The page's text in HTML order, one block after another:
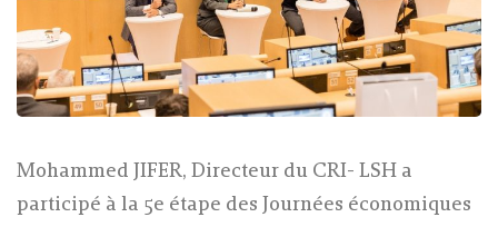
Mohammed JIFER, Directeur du CRI- LSH a
participé à la 5e étape des Journées économiques